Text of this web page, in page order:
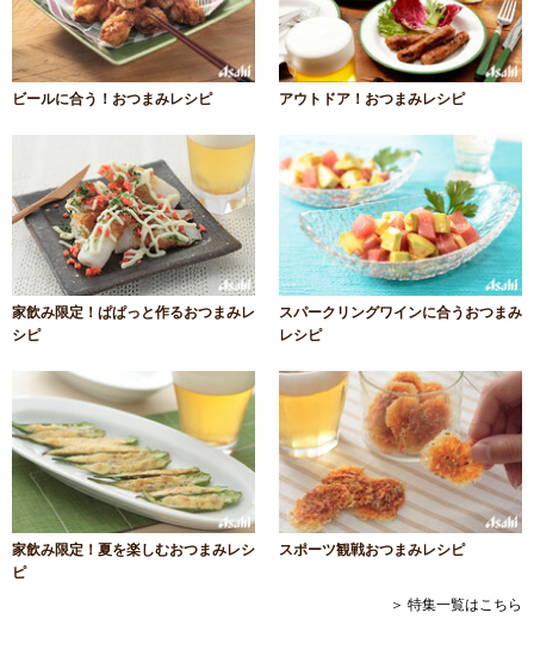
ビールに合う！おつまみレシピ アウトドア！おつまみレシピ
家飲み限定！ぱぱっと作るおつまみレ
シピ
スパークリングワインに合うおつまみ
レシピ
家飲み限定！夏を楽しむおつまみレシ
ピ
スポーツ観戦おつまみレシピ
＞ 特集一覧はこちら